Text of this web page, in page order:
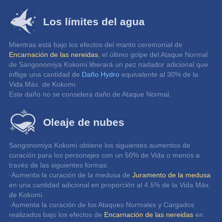
Los límites del agua
Mientras está bajo los efectos del manto ceremonial de
Encarnación de las nereidas , el último golpe del Ataque Normal
de Sangonomiya Kokomi liberará un pez nadador adicional que
inflige una cantidad de Daño Hydro equivalente al 30% de la
Vida Máx. de Kokomi.
Este daño no se considera daño de Ataque Normal.
Oleaje de nubes
Sangonomiya Kokomi obtiene los siguientes aumentos de
curación para los personajes con un 50% de Vida o menos a
través de las siguientes formas:
·Aumenta la curación de la medusa de Juramento de la medusa
en una cantidad adicional en proporción al 4.5% de la Vida Máx.
de Kokomi.
·Aumenta la curación de los Ataques Normales y Cargados
realizados bajo los efectos de Encarnación de las nereidas en